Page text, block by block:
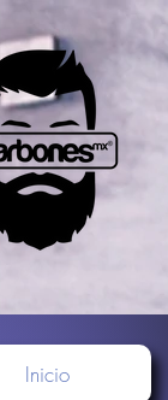
Inicio